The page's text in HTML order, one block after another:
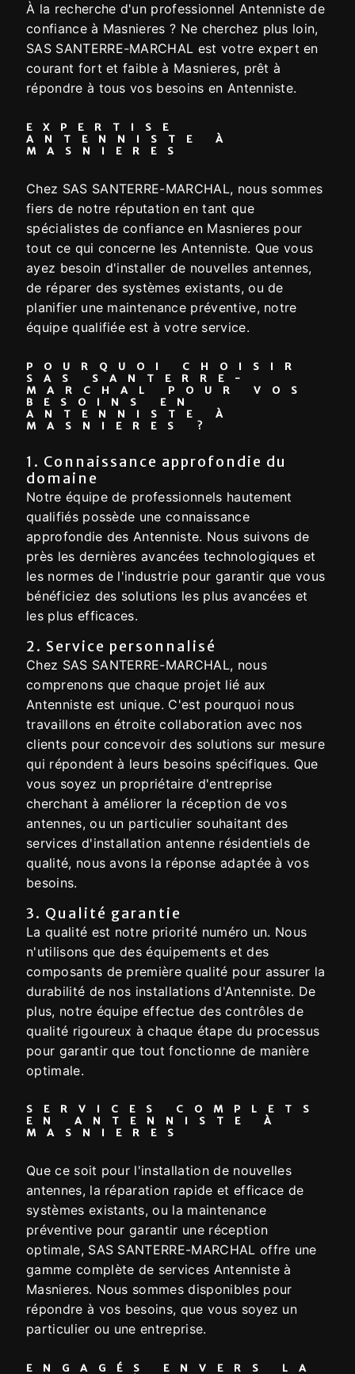
À la recherche d'un professionnel Antenniste de
confiance à Masnieres ? Ne cherchez plus loin,
SAS SANTERRE-MARCHAL est votre expert en
courant fort et faible à Masnieres, prêt à
répondre à tous vos besoins en Antenniste.
EXPERTISE
ANTENNISTE À
MASNIERES
Chez SAS SANTERRE-MARCHAL, nous sommes
fiers de notre réputation en tant que
spécialistes de confiance en Masnieres pour
tout ce qui concerne les Antenniste. Que vous
ayez besoin d'installer de nouvelles antennes,
de réparer des systèmes existants, ou de
planifier une maintenance préventive, notre
équipe qualifiée est à votre service.
POURQUOI CHOISIR
SAS SANTERRE-
MARCHAL POUR VOS
BESOINS EN
ANTENNISTE À
MASNIERES ?
1. Connaissance approfondie du
domaine
Notre équipe de professionnels hautement
qualifiés possède une connaissance
approfondie des Antenniste. Nous suivons de
près les dernières avancées technologiques et
les normes de l'industrie pour garantir que vous
bénéficiez des solutions les plus avancées et
les plus efficaces.
2. Service personnalisé
Chez SAS SANTERRE-MARCHAL, nous
comprenons que chaque projet lié aux
Antenniste est unique. C'est pourquoi nous
travaillons en étroite collaboration avec nos
clients pour concevoir des solutions sur mesure
qui répondent à leurs besoins spécifiques. Que
vous soyez un propriétaire d'entreprise
cherchant à améliorer la réception de vos
antennes, ou un particulier souhaitant des
services d'installation antenne résidentiels de
qualité, nous avons la réponse adaptée à vos
besoins.
3. Qualité garantie
La qualité est notre priorité numéro un. Nous
n'utilisons que des équipements et des
composants de première qualité pour assurer la
durabilité de nos installations d'Antenniste. De
plus, notre équipe effectue des contrôles de
qualité rigoureux à chaque étape du processus
pour garantir que tout fonctionne de manière
optimale.
SERVICES COMPLETS
EN ANTENNISTE À
MASNIERES
Que ce soit pour l'installation de nouvelles
antennes, la réparation rapide et efficace de
systèmes existants, ou la maintenance
préventive pour garantir une réception
optimale, SAS SANTERRE-MARCHAL offre une
gamme complète de services Antenniste à
Masnieres. Nous sommes disponibles pour
répondre à vos besoins, que vous soyez un
particulier ou une entreprise.
ENGAGÉS ENVERS LA